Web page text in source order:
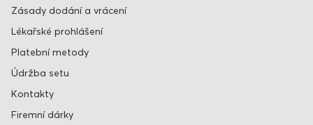
Zásady dodání a vrácení
Lékařské prohlášení
Platební metody
Údržba setu
Kontakty
Firemní dárky